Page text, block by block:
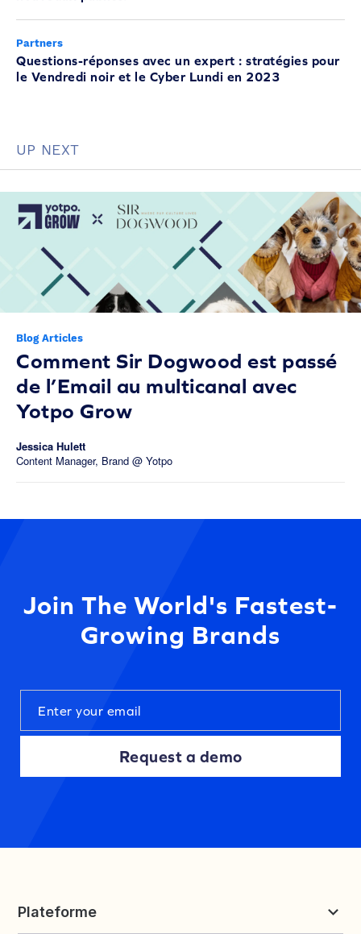
Partners
Questions-réponses avec un expert : stratégies pour
le Vendredi noir et le Cyber Lundi en 2023
UP NEXT
Blog Articles
Comment Sir Dogwood est passé
de l’Email au multicanal avec
Yotpo Grow
Jessica Hulett
Content Manager, Brand @ Yotpo
Join The World's Fastest-
Growing Brands
Request a demo
Plateforme